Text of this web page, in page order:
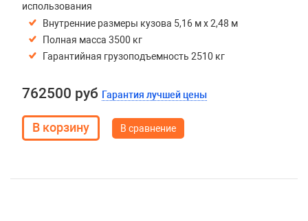
использования
Внутренние размеры кузова 5,16 м х 2,48 м
Полная масса 3500 кг
Гарантийная грузоподъемность 2510 кг
762500 руб Гарантия лучшей цены
В сравнение